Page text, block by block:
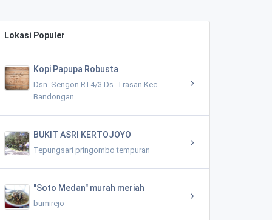
Lokasi Populer
Kopi Papupa Robusta
Dsn. Sengon RT4/3 Ds. Trasan Kec.
Bandongan
BUKIT ASRI KERTOJOYO
Tepungsari pringombo tempuran
"Soto Medan" murah meriah
bumirejo